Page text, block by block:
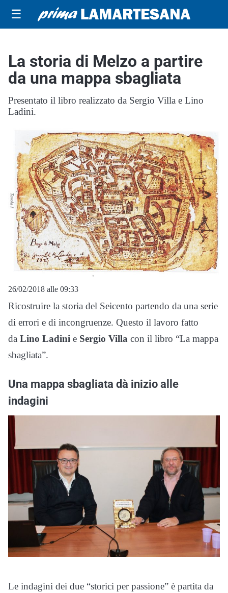
☰
La storia di Melzo a partire
da una mappa sbagliata
Presentato il libro realizzato da Sergio Villa e Lino
Ladini.
26/02/2018 alle 09:33
Ricostruire la storia del Seicento partendo da una serie
di errori e di incongruenze. Questo il lavoro fatto
da Lino Ladini e Sergio Villa con il libro “La mappa
sbagliata”.
Una mappa sbagliata dà inizio alle
indagini
Le indagini dei due “storici per passione” è partita da